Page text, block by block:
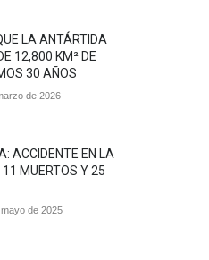
LA ANTÁRTIDA
12,800 KM² DE
30 AÑOS
de 2026
ACCIDENTE EN LA
MUERTOS Y 25
de 2025